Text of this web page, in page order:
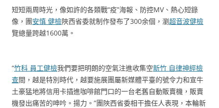
短短兩周時光，像如許的各類戰“疫”海報、防控MV、熱心短錄
像，團安慎 健檢陜西省委就制作發布了300余個，瀏超音波健檢
覽總量跨越1600萬。
“竹科 員工健檢我們要把明朗的空氣注進收集空新竹 自律神經檢
查間，越是特別時代，越要施展團屬新媒體平臺的號令力和宣牛
土豪猛地將信用卡插進咖啡館門口的一台老舊自動販賣機，販賣
機發出痛苦的呻吟。揚力。”團陜西省委相干擔任人表現，本輪新